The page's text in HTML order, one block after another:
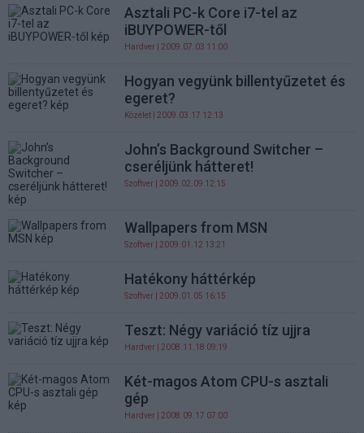
Asztali PC-k Core i7-tel az
iBUYPOWER-től
Hardver | 2009.07.03 11:00
Hogyan vegyünk billentyűzetet és
egeret?
Közélet | 2009.03.17 12:13
John’s Background Switcher –
cseréljünk hátteret!
Szoftver | 2009.02.09 12:15
Wallpapers from MSN
Szoftver | 2009.01.12 13:21
Hatékony háttérkép
Szoftver | 2009.01.05 16:15
Teszt: Négy variáció tíz ujjra
Hardver | 2008.11.18 09:19
Két-magos Atom CPU-s asztali
gép
Hardver | 2008.09.17 07:00